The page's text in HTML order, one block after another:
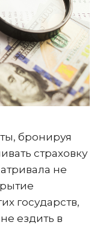
бронируя
страховку
не
государств,
ездить в